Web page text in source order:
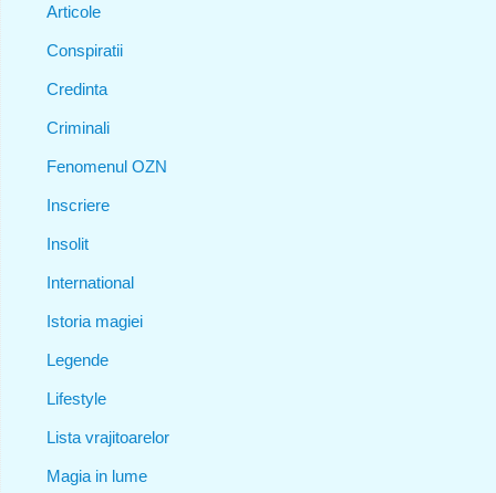
Articole
Conspiratii
Credinta
Criminali
Fenomenul OZN
Inscriere
Insolit
International
Istoria magiei
Legende
Lifestyle
Lista vrajitoarelor
Magia in lume